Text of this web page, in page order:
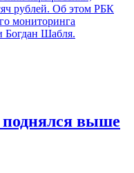
рублей. Об этом РБК
мониторинга
Богдан Шабля.
поднялся выше